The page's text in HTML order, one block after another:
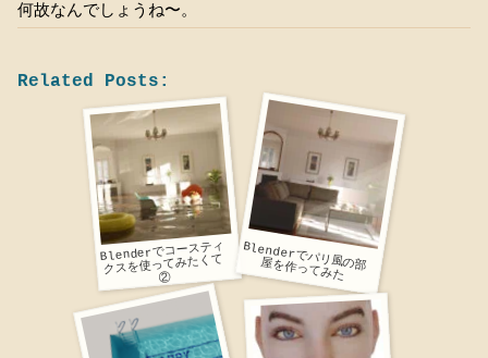
何故なんでしょうね〜。
Related Posts:
Blenderでコースティ
クスを使ってみたくて
② Blenderでパリ風の部屋を作ってみた